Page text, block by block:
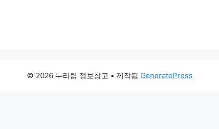
© 2026 누리팁 정보창고 • 제작됨 GeneratePress